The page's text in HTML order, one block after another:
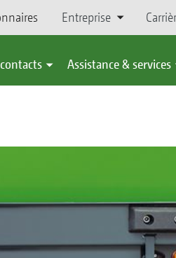
Entreprise
Assistance & services